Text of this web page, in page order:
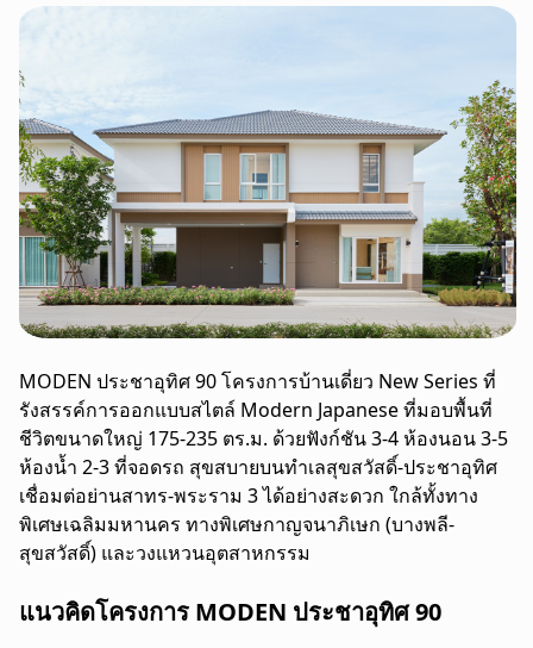
MODEN ประชาอุทิศ 90 โครงการบ้านเดี่ยว New Series ที่
รังสรรค์การออกแบบสไตล์ Modern Japanese ที่มอบพื้นที่
ชีวิตขนาดใหญ่ 175-235 ตร.ม. ด้วยฟังก์ชัน 3-4 ห้องนอน 3-5
ห้องน้ำ 2-3 ที่จอดรถ สุขสบายบนทำเลสุขสวัสดิ์-ประชาอุทิศ
เชื่อมต่อย่านสาทร-พระราม 3 ได้อย่างสะดวก ใกล้ทั้งทาง
พิเศษเฉลิมมหานคร ทางพิเศษกาญจนาภิเษก (บางพลี-
สุขสวัสดิ์) และวงแหวนอุตสาหกรรม
แนวคิดโครงการ MODEN ประชาอุทิศ 90